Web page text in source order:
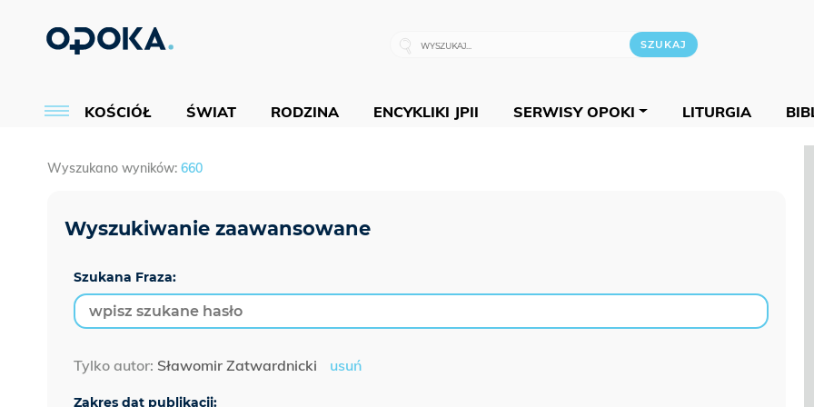
KOŚCIÓŁ ŚWIAT RODZINA ENCYKLIKI JPII SERWISY OPOKI LITURGIA
Wyszukano wyników: 660
Szukana Fraza:
Tylko autor: Sławomir Zatwardnicki usuń